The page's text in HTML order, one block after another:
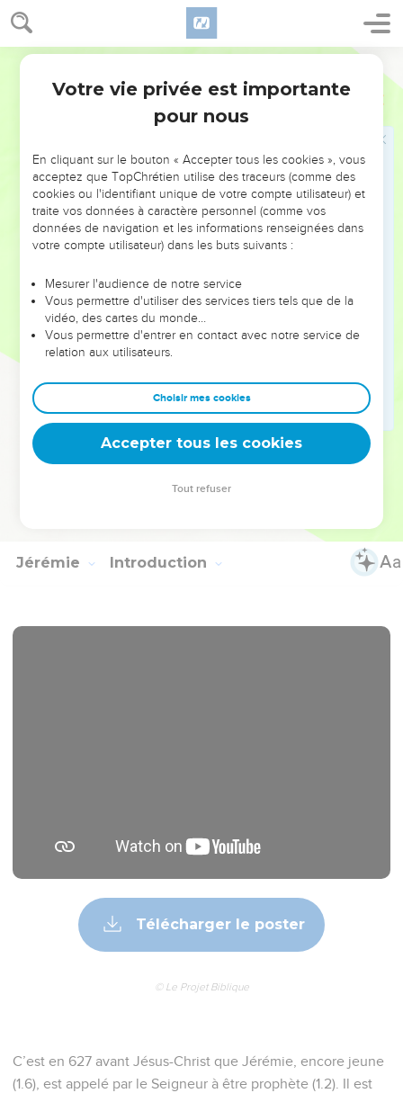
Esaïe 66
19 Je mettrai un signe au milieu d’elles et j'enverrai plusieurs
de leurs rescapés vers les autres nations – Tarsis, Pul et Lud,
les peuples qui tirent à l'arc, Tubal, la Grèce et les îles
lointaines, les hommes qui n'ont jamais entendu parler de
moi ni vu ma gloire – et ils révéleront ma gloire parmi les
Ils amèneront tous vos frères, issus de toutes les nations,
en offrande à l'Eternel. Ils les amèneront sur des chevaux,
des chars, des litières, des mulets ou des dromadaires à ma
montagne sainte, à Jérusalem, dit l'Eternel, tout comme les
Israélites amènent leur offrande à la maison de l'Eternel sur
Parmi eux aussi, je prendrai des prêtres et des Lévites, dit
l'Eternel.
En effet, le nouveau ciel et la nouvelle terre que je vais
créer subsisteront devant moi, déclare l'Eternel. De la même
manière, votre descendance et votre nom subsisteront.
A chaque début de mois et à chaque sabbat, tout être
vivant viendra se prosterner devant moi, dit l'Eternel,
et quand on sortira, on verra les cadavres des hommes qui
se sont rebellés contre moi. En effet, *leur ver ne mourra pas
Jérémie Introduction
Télécharger le poster
© Le Projet Biblique
C’est en 627 avant Jésus-Christ que Jérémie, encore jeune
(1.6), est appelé par le Seigneur à être prophète (1.2). Il est
Votre vie privée est importante
pour nous
En cliquant sur le bouton « Accepter tous les cookies », vous
acceptez que TopChrétien utilise des traceurs (comme des
cookies ou l'identifiant unique de votre compte utilisateur) et
traite vos données à caractère personnel (comme vos
données de navigation et les informations renseignées dans
votre compte utilisateur) dans les buts suivants :
Mesurer l'audience de notre service
Vous permettre d'utiliser des services tiers tels que de la
vidéo, des cartes du monde…
Vous permettre d'entrer en contact avec notre service de
relation aux utilisateurs.
Choisir mes cookies
Accepter tous les cookies
Tout refuser